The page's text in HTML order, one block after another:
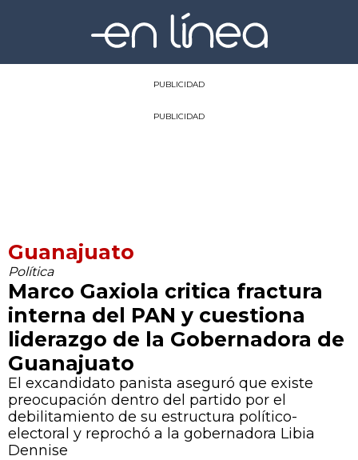
PUBLICIDAD
PUBLICIDAD
Guanajuato
Política
Marco Gaxiola critica fractura
interna del PAN y cuestiona
liderazgo de la Gobernadora de
Guanajuato
El excandidato panista aseguró que existe
preocupación dentro del partido por el
debilitamiento de su estructura político-
electoral y reprochó a la gobernadora Libia
Dennise